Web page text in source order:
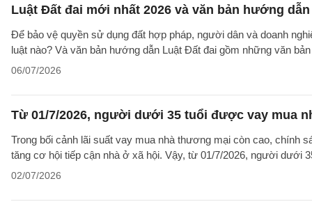
Luật Đất đai mới nhất 2026 và văn bản hướng
Để bảo vệ quyền sử dụng đất hợp pháp, người dân và doanh
luật nào? Và văn bản hướng dẫn Luật Đất đai gồm những văn
06/07/2026
Từ 01/7/2026, người dưới 35 tuổi được vay mua
Trong bối cảnh lãi suất vay mua nhà thương mại còn cao, chính
tăng cơ hội tiếp cận nhà ở xã hội. Vậy, từ 01/7/2026, người dưới
02/07/2026